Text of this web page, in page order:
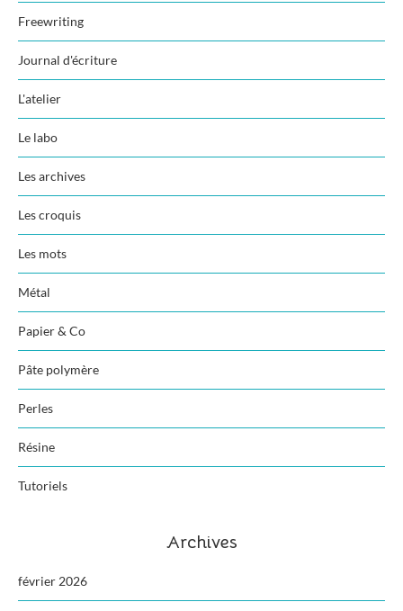
Freewriting
Journal d'écriture
L'atelier
Le labo
Les archives
Les croquis
Les mots
Métal
Papier & Co
Pâte polymère
Perles
Résine
Tutoriels
Archives
février 2026